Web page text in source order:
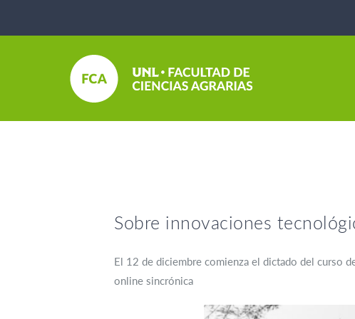
Sobre innovaciones
El 12 de diciembre comienza el dictado del curso
online sincrónica